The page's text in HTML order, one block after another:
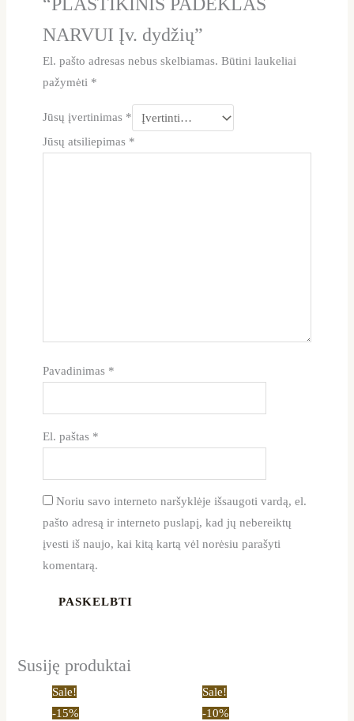
NARVUI Įv. dydžių”
El. pašto adresas nebus skelbiamas. Būtini laukeliai
pažymėti *
Jūsų įvertinimas *
Jūsų atsiliepimas *
Pavadinimas *
El. paštas *
Noriu savo interneto naršyklėje išsaugoti vardą, el.
pašto adresą ir interneto puslapį, kad jų nebereiktų
įvesti iš naujo, kai kitą kartą vėl norėsiu parašyti
komentarą.
Susiję produktai
Sale!
-15%
Sale!
-10%